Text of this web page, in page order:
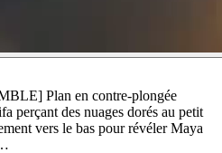
Plan en contre-plongée
perçant des nuages dorés au petit
vers le bas pour révéler Maya